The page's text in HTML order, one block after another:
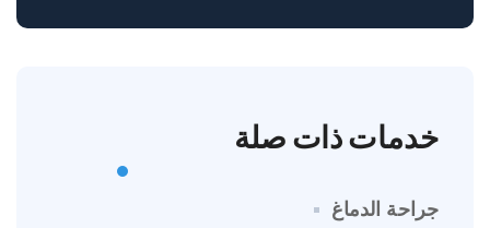
خدمات ذات صلة
جراحة الدماغ